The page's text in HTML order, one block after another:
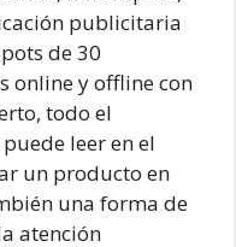
publicitaria
de 30
online y offline con
todo el
leer en el
un producto en
una forma de
atención